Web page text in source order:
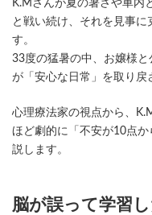
K.Mさんが夏の暑さや車内
と戦い続け、それを見事に
す。
33度の猛暑の中、お嬢様
が「安心な日常」を取り戻
心理療法家の視点から、
ほど劇的に「不安が10点
説します。
脳が誤って学習